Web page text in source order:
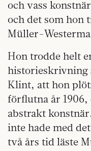
och vass
och det som hon
Müller-
Hon trodde helt
historieskrivning
Klint, att hon
förflutna år
abstrakt
inte hade med
två års tid läste